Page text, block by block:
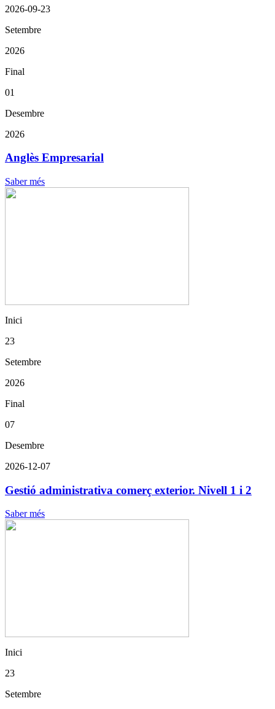
2026-09-23
Setembre
2026
Final
01
Desembre
2026
Anglès Empresarial
Saber més
Inici
23
Setembre
2026
Final
07
Desembre
2026-12-07
Gestió administrativa comerç exterior. Nivell 1 i 2
Saber més
Inici
23
Setembre